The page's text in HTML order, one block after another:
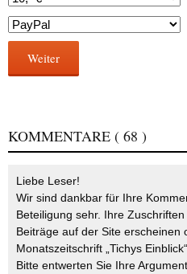
Weiter
KOMMENTARE ( 68 )
Liebe Leser!
Wir sind dankbar für Ihre
Beteiligung sehr. Ihre
Beiträge auf der Site erscheinen
Monatszeitschrift „Tichys Einblick“.
Bitte entwerten Sie Ihre